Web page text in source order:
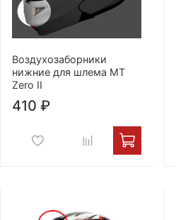
Воздухозаборники
нижние для шлема MT
Zero II
410 ₽